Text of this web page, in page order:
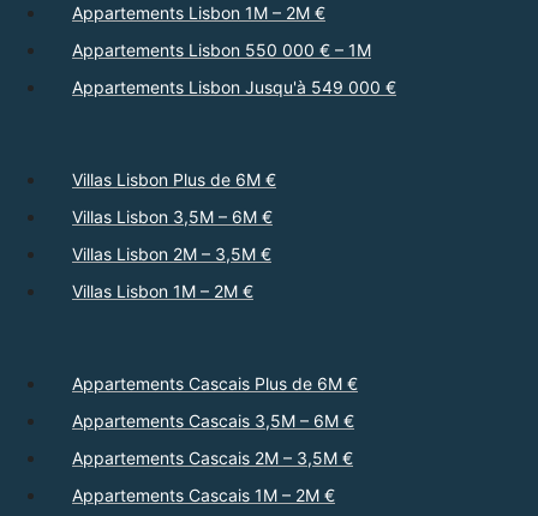
Appartements Lisbon 1M – 2M €
Appartements Lisbon 550 000 € – 1M
Appartements Lisbon Jusqu'à 549 000 €
Villas Lisbon Plus de 6M €
Villas Lisbon 3,5M – 6M €
Villas Lisbon 2M – 3,5M €
Villas Lisbon 1M – 2M €
Appartements Cascais Plus de 6M €
Appartements Cascais 3,5M – 6M €
Appartements Cascais 2M – 3,5M €
Appartements Cascais 1M – 2M €